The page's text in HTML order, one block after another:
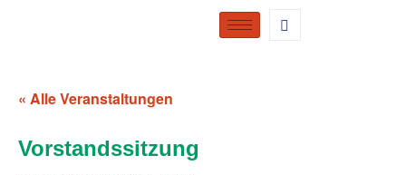
« Alle Veranstaltungen
Vorstandssitzung